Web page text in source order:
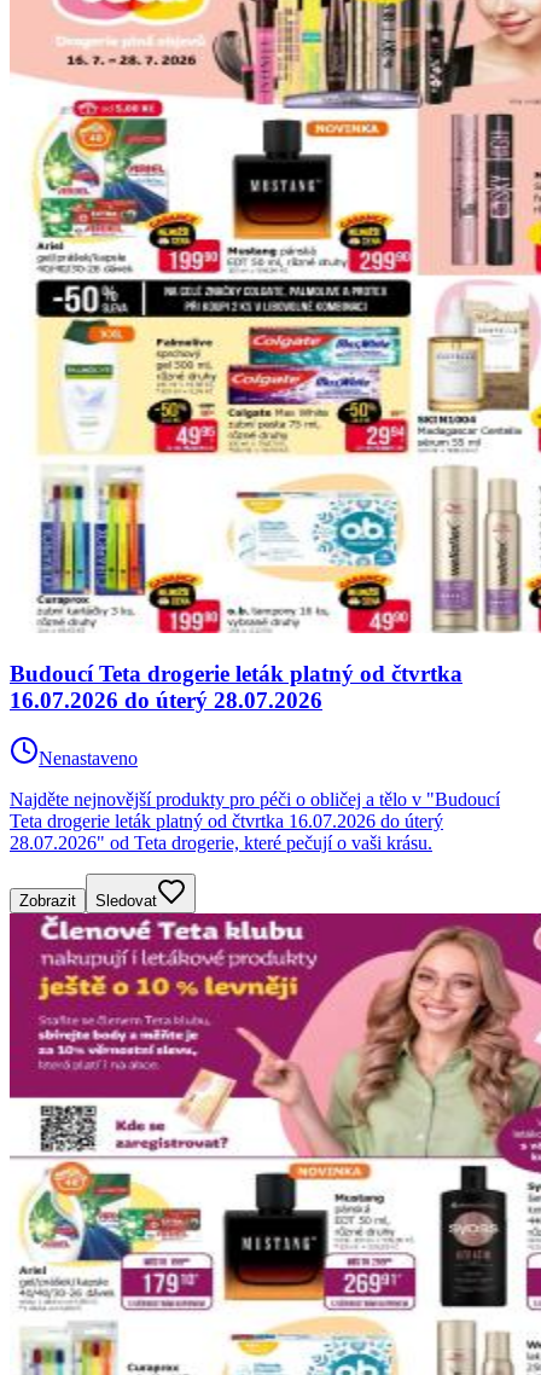
Budoucí Teta drogerie leták platný od čtvrtka
16.07.2026 do úterý 28.07.2026
Nenastaveno
Najděte nejnovější produkty pro péči o obličej a tělo v "Budoucí
Teta drogerie leták platný od čtvrtka 16.07.2026 do úterý
28.07.2026" od Teta drogerie, které pečují o vaši krásu.
Zobrazit Sledovat